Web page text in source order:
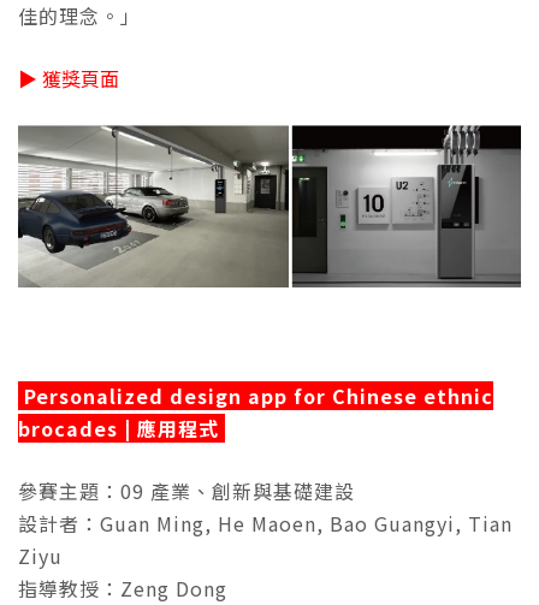
佳的理念。」
▶ 獲獎頁面
Personalized design app for Chinese ethnic
brocades | 應用程式
參賽主題：09 產業、創新與基礎建設
設計者：Guan Ming, He Maoen, Bao Guangyi, Tian
Ziyu
指導教授：Zeng Dong